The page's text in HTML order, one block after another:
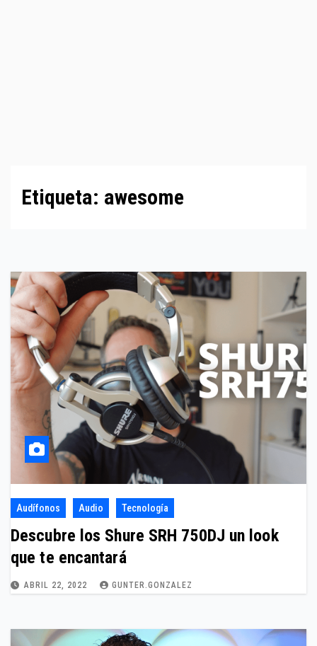
Etiqueta: awesome
Audífonos Audio Tecnología
Descubre los Shure SRH 750DJ un look
que te encantará
ABRIL 22, 2022 GUNTER.GONZALEZ